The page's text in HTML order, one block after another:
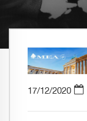
17/12/2020